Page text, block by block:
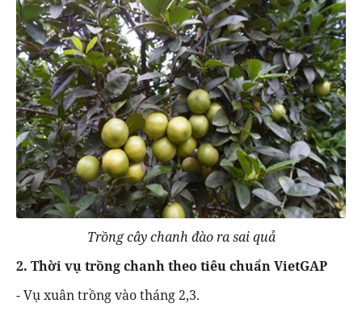
Trồng cây chanh đào ra sai quả
2. Thời vụ trồng chanh theo tiêu chuẩn VietGAP
- Vụ xuân trồng vào tháng 2,3.